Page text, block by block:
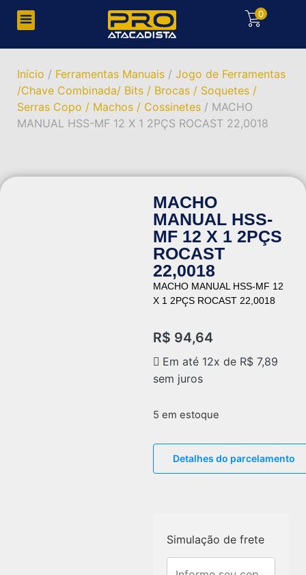
0
Início / Ferramentas Manuais / Jogo de Ferramentas
/Chave Combinada/ Bits / Brocas / Soquetes /
Serras Copo / Machos / Cossinetes / MACHO
MANUAL HSS-MF 12 X 1 2PÇS ROCAST 22,0018
MACHO
MANUAL HSS-
MF 12 X 1 2PÇS
ROCAST
22,0018
MACHO MANUAL HSS-MF 12
X 1 2PÇS ROCAST 22,0018
R$ 94,64
Em até 12x de R$ 7,89
sem juros
5 em estoque
Detalhes do parcelamento
Simulação de frete